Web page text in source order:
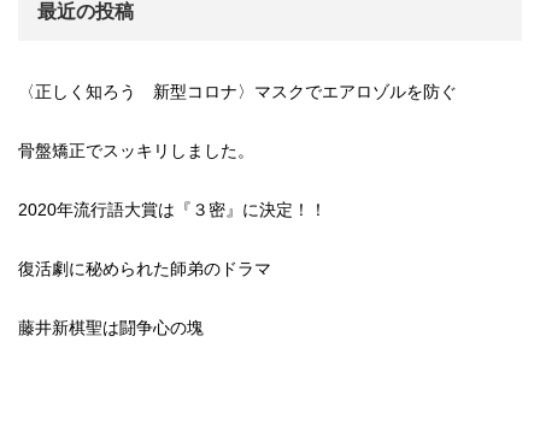
最近の投稿
〈正しく知ろう 新型コロナ〉マスクでエアロゾルを防ぐ
骨盤矯正でスッキリしました。
2020年流行語大賞は『３密』に決定！！
復活劇に秘められた師弟のドラマ
藤井新棋聖は闘争心の塊